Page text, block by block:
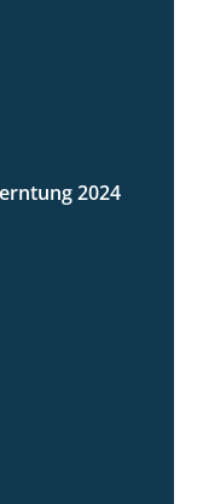
12:28
2024